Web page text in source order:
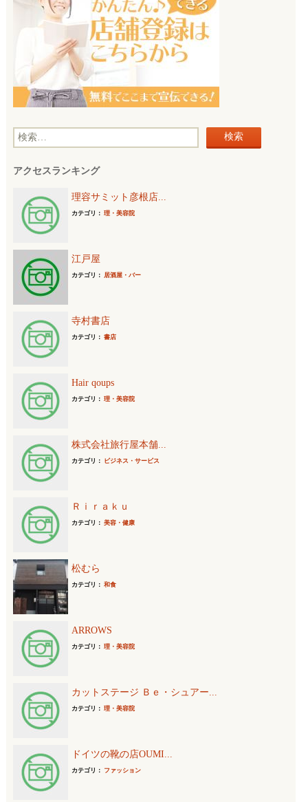
検
:アクセスランキング
理容サミット彦根店...
カテゴリ： 理・美容院
江戸屋
カテゴリ： 居酒屋・バー
寺村書店
カテゴリ： 書店
Hair qoups
カテゴリ： 理・美容院
株式会社旅行屋本舗...
カテゴリ： ビジネス・サービス
Ｒｉｒａｋｕ
カテゴリ： 美容・健康
松むら
カテゴリ： 和食
ARROWS
カテゴリ： 理・美容院
カットステージ Ｂｅ・シュアー...
カテゴリ： 理・美容院
ドイツの靴の店OUMI...
カテゴリ： ファッション